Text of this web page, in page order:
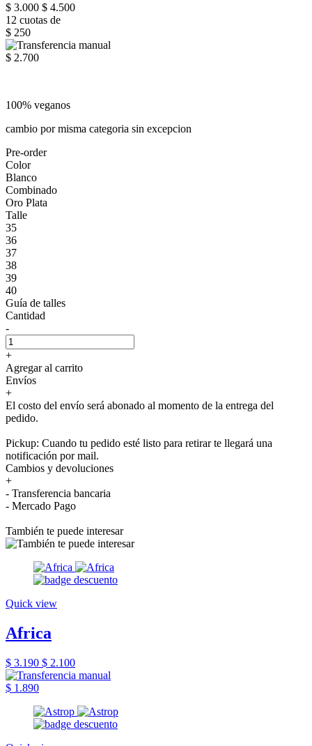
$ 3.000 $ 4.500
12 cuotas de
$ 250
$ 2.700
100% veganos
cambio por misma categoria sin excepcion
Pre-order
Color
Blanco
Combinado
Oro Plata
Talle
35
36
37
38
39
40
Guía de talles
Cantidad
-
+
Agregar al carrito
Envíos
+
El costo del envío será abonado al momento de la entrega del
pedido.
Pickup: Cuando tu pedido esté listo para retirar te llegará una
notificación por mail.
Cambios y devoluciones
+
- Transferencia bancaria
- Mercado Pago
También te puede interesar
Quick view
Africa
$ 3.190 $ 2.100
$ 1.890